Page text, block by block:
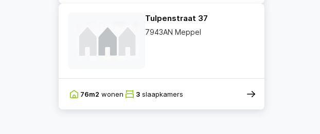
Tulpenstraat 37
7943AN Meppel
76m2 wonen 3 slaapkamers